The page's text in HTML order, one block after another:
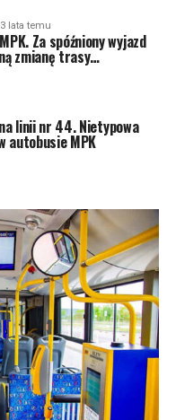
3 lata temu
Za spóźniony wyjazd
zmianę trasy…
linii nr 44. Nietypowa
autobusie MPK